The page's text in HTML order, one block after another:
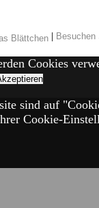
|
Cookies
sind auf
Cookie-